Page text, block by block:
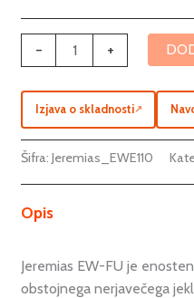
- +
Izjava o skladnosti↗
Šifra:Jeremias_EWE110
Opis
Jeremias EW-FU je
obstojnega nerjavečega